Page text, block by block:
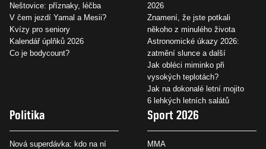
Neštovice: příznaky, léčba
V čem jezdí Yamal a Mesii?
Kvízy pro seniory
Kalendář úplňků 2026
Co je bodycount?
2026
Znamení, že jste potkali
někoho z minulého života
Astronomické úkazy 2026:
zatmění slunce a další
Jak obléci miminko při
vysokých teplotách?
Jak na dokonalé letní mojito
6 lehkých letních salátů
Politika
Nová superdávka: kdo na ní
Sport 2026
MMA